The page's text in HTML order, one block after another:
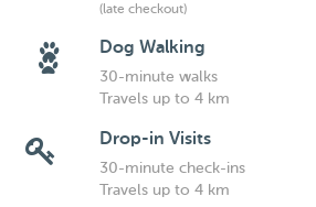
(late checkout)
Dog Walking
30-minute walks
Travels up to 4 km
Drop-in Visits
30-minute check-ins
Travels up to 4 km